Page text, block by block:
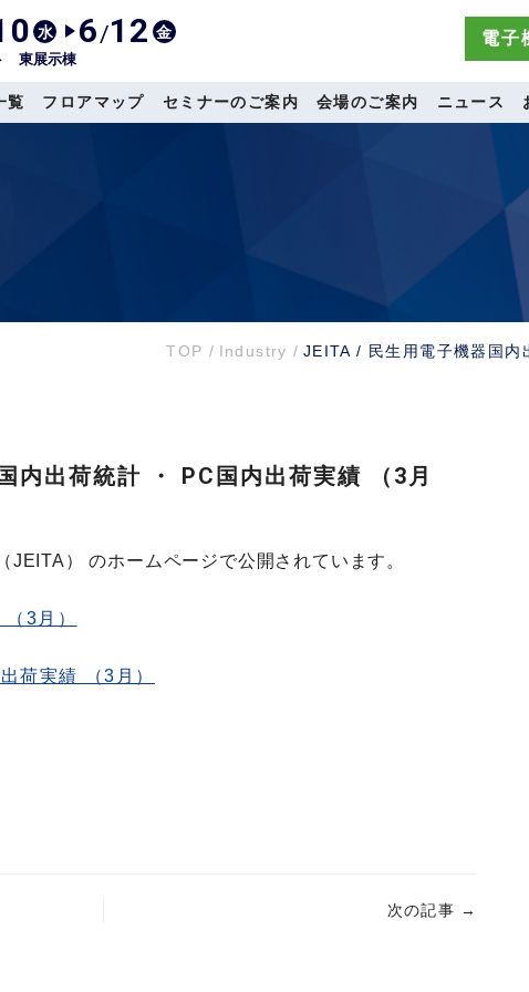
水 6/12 金
東展示棟
電子
覧 フロアマップ セミナーのご案内 会場のご案内 ニュース
TOP / Industry / JEITA / 民生用電子機器国内
内出荷統計 ・ PC国内出荷実績 （3月
JEITA） のホームページで公開されています。
3月）
荷実績 （3月）
次の記事 →